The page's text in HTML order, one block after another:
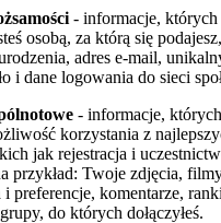
- informacje,
osobą, za którą się
adres e-mail,
i dane logowania do sieci
- informacje,
korzystania z
jak rejestracja i
przykład: Twoje zdjęcia,
i preferencje, komentarze,
do których dołączyłeś.